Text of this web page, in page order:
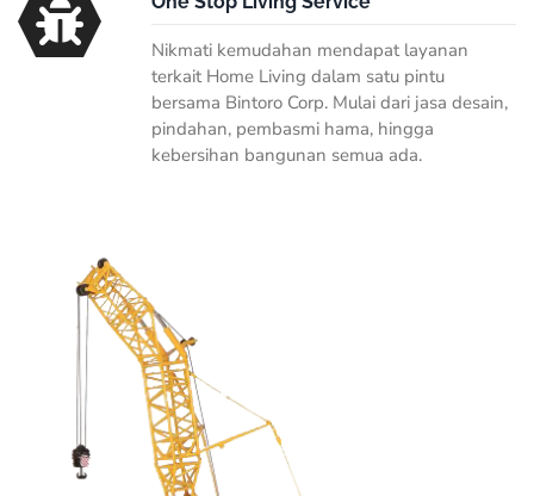
Nikmati kemudahan mendapat layanan
terkait Home Living dalam satu pintu
bersama Bintoro Corp. Mulai dari jasa desain,
pindahan, pembasmi hama, hingga
kebersihan bangunan semua ada.